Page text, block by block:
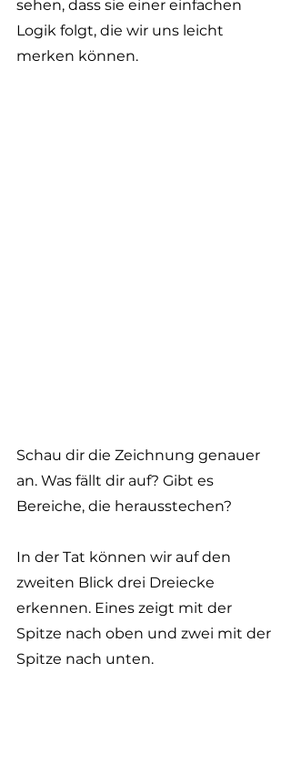
sehen, dass sie einer einfachen
Logik folgt, die wir uns leicht
merken können.
Schau dir die Zeichnung genauer
an. Was fällt dir auf? Gibt es
Bereiche, die herausstechen?
In der Tat können wir auf den
zweiten Blick drei Dreiecke
erkennen. Eines zeigt mit der
Spitze nach oben und zwei mit der
Spitze nach unten.